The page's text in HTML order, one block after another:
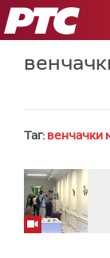
РТС
Таг: венчачки